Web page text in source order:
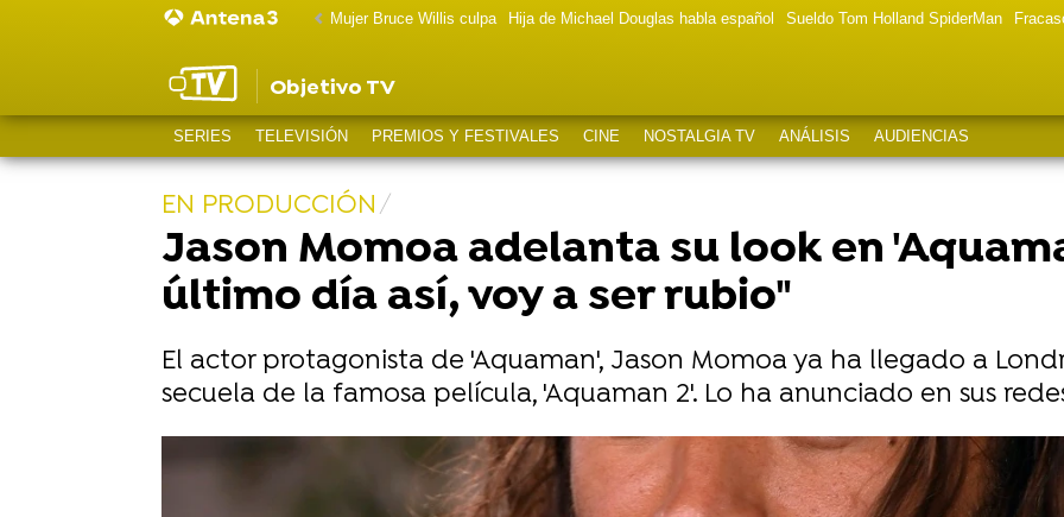
Mujer Bruce Willis culpa Hija de Michael Douglas habla español Sueldo Tom Holland SpiderMan
Objetivo TV
SERIES TELEVISIÓN PREMIOS Y FESTIVALES CINE NOSTALGIA TV ANÁLISIS AUDIENCIAS
EN PRODUCCIÓN
Jason Momoa adelanta su look en
último día así, voy a ser rubio"
El actor protagonista de 'Aquaman', Jason Momoa ya ha llegado a
secuela de la famosa película, 'Aquaman 2'. Lo ha anunciado en sus